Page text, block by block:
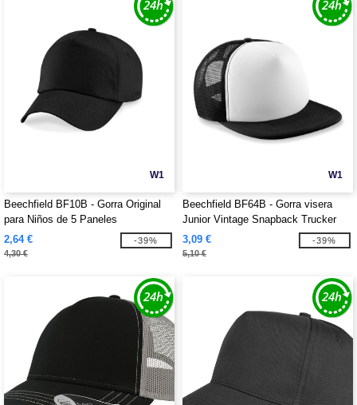
W1
Beechfield BF10B - Gorra Original
para Niños de 5 Paneles
2,64 €
4,30 €
-39%
W1
Beechfield BF64B - Gorra visera
Junior Vintage Snapback Trucker
3,09 €
5,10 €
-39%